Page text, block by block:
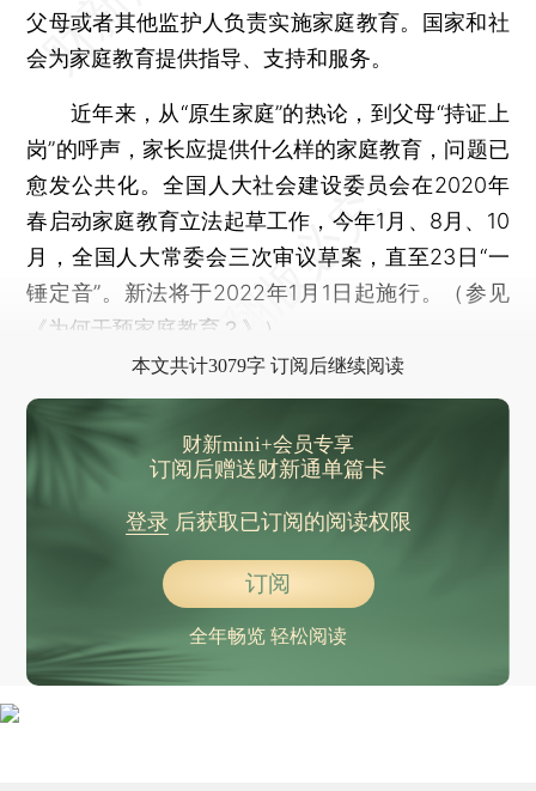
父母或者其他监护人负责实施家庭教育。国家和社
会为家庭教育提供指导、支持和服务。
近年来，从“原生家庭”的热论，到父母“持证上
岗”的呼声，家长应提供什么样的家庭教育，问题已
愈发公共化。全国人大社会建设委员会在2020年
春启动家庭教育立法起草工作，今年1月、8月、10
月，全国人大常委会三次审议草案，直至23日“一
锤定音”。新法将于2022年1月1日起施行。（参见
《为何干预家庭教育？ 》）
本文共计3079字 订阅后继续阅读
财新mini+会员专享
订阅后赠送财新通单篇卡
登录后获取已订阅的阅读权限
订阅
全年畅览 轻松阅读